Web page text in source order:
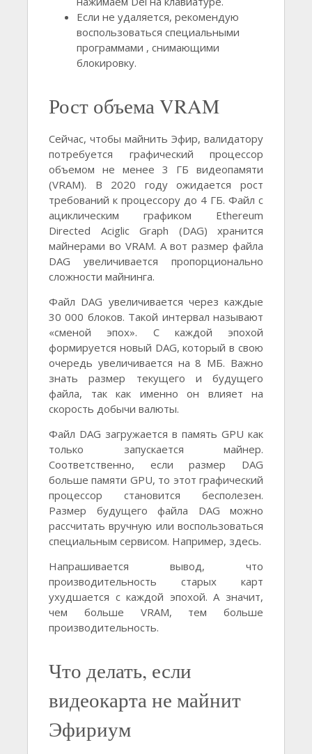
Если не удаляется, рекомендую
воспользоваться специальными
программами , снимающими
блокировку.
Рост объема VRAM
Сейчас, чтобы майнить Эфир, валидатору
потребуется графический процессор
объемом не менее 3 ГБ видеопамяти
(VRAM). В 2020 году ожидается рост
требований к процессору до 4 ГБ. Файл с
ациклическим графиком Ethereum
Directed Aciglic Graph (DAG) хранится
майнерами во VRAM. А вот размер файла
DAG увеличивается пропорционально
сложности майнинга.
Файл DAG увеличивается через каждые
30 000 блоков. Такой интервал называют
«сменой эпох». С каждой эпохой
формируется новый DAG, который в свою
очередь увеличивается на 8 МБ. Важно
знать размер текущего и будущего
файла, так как именно он влияет на
скорость добычи валюты.
Файл DAG загружается в память GPU как
только запускается майнер.
Соответственно, если размер DAG
больше памяти GPU, то этот графический
процессор становится бесполезен.
Размер будущего файла DAG можно
рассчитать вручную или воспользоваться
специальным сервисом. Например, здесь.
Напрашивается вывод, что
производительность старых карт
ухудшается с каждой эпохой. А значит,
чем больше VRAM, тем больше
производительность.
Что делать, если
видеокарта не майнит
Эфириум